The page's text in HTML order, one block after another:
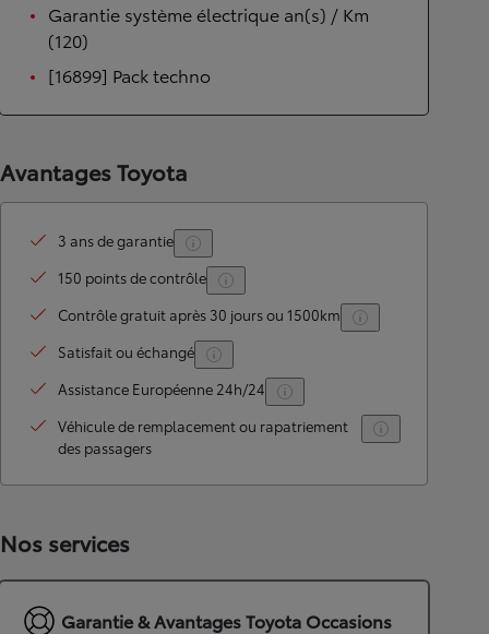
Garantie système électrique an(s) / Km
(120)
[16899] Pack techno
Avantages Toyota
3 ans de garantie
150 points de contrôle
Contrôle gratuit après 30 jours ou 1500km
Satisfait ou échangé
Assistance Européenne 24h/24
Véhicule de remplacement ou rapatriement
des passagers
Nos services
Garantie & Avantages Toyota Occasions